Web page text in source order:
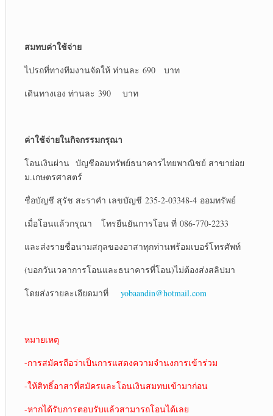
สมทบค่าใช้จ่าย
ไปรถที่ทางทีมงานจัดให้ ท่านละ 690 บาท
เดินทางเอง ท่านละ 390 บาท
ค่าใช้จ่ายในกิจกรรมกรุณา
โอนเงินผ่าน บัญชีออมทรัพย์ธนาคารไทยพาณิชย์ สาขาย่อย
ม.เกษตรศาสตร์
ชื่อบัญชี สุรัช สะราคำ เลขบัญชี 235-2-03348-4 ออมทรัพย์
เมื่อโอนแล้วกรุณา โทรยืนยันการโอน ที่ 086-770-2233
และส่งรายชื่อนามสกุลของอาสาทุกท่านพร้อมเบอร์โทรศัพท์
(บอกวันเวลาการโอนและธนาคารที่โอน)ไม่ต้องส่งสลิปมา
โดยส่งรายละเอียดมาที่
yobaandin@hotmail.com
หมายเหตุ
-การสมัครถือว่าเป็นการแสดงความจำนงการเข้าร่วม
-ให้สิทธิ์อาสาที่สมัครและโอนเงินสมทบเข้ามาก่อน
-หากได้รับการตอบรับแล้วสามารถโอนได้เลย